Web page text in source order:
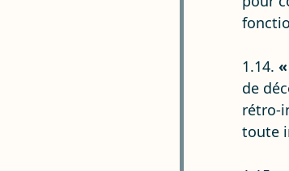
1.14.
de
rétro-
toute